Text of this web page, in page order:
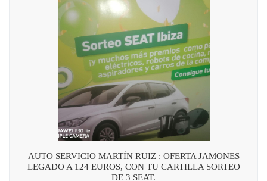
AUTO SERVICIO MARTÍN RUIZ : OFERTA JAMONES
LEGADO A 124 EUROS, CON TU CARTILLA SORTEO
DE 3 SEAT.